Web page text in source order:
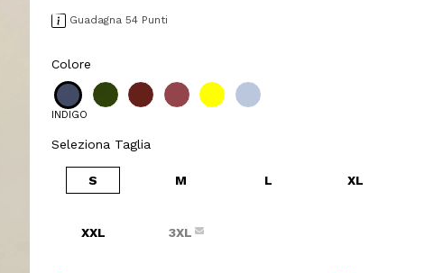
Guadagna 54 Punti
Colore
INDIGO
Seleziona Taglia
S M L XL
XXL 3XL